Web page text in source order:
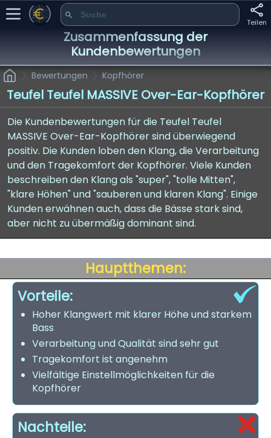
Teilen
Zusammenfassung der
Kundenbewertungen
Bewertungen Kopfhörer
Teufel Teufel MASSIVE Over-Ear-Kopfhörer
Die Kundenbewertungen für die Teufel Teufel
MASSIVE Over-Ear-Kopfhörer sind überwiegend
positiv. Die Kunden loben den Klang, die Verarbeitung
und den Tragekomfort der Kopfhörer. Viele Kunden
beschreiben den Klang als "super", "tolle Mitten",
"klare Höhen" und "sauberen und klaren Klang". Einige
Kunden erwähnen auch, dass die Bässe stark sind,
aber nicht zu übermäßig dominant sind.
Hauptthemen:
Vorteile:
Hoher Klangwert mit klarer Höhe und starkem
Bass
Verarbeitung und Qualität sind sehr gut
Tragekomfort ist angenehm
Vielfältige Einstellmöglichkeiten für die
Kopfhörer
Nachteile: